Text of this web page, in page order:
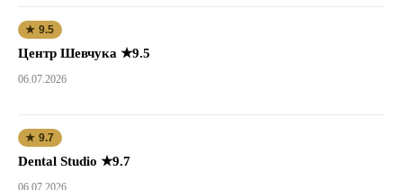
★ 9.5
Центр Шевчука ★9.5
06.07.2026
★ 9.7
Dental Studio ★9.7
06.07.2026